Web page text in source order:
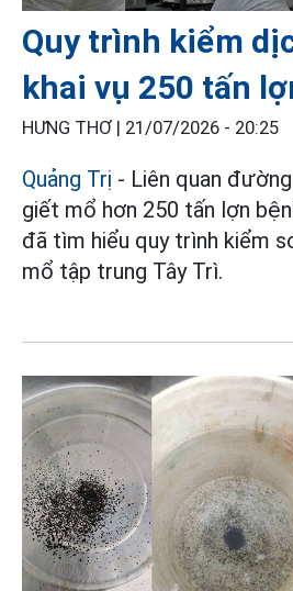
Quy trình kiểm
khai vụ 250 tấn
HƯNG THƠ | 21/07/2026 - 20:25
Quảng Trị - Liên quan
giết mổ hơn 250 tấn lợn
đã tìm hiểu quy trình kiểm
mổ tập trung Tây Trì.